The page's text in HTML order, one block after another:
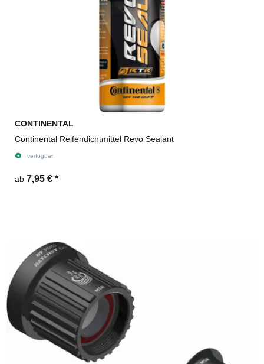
CONTINENTAL
Continental Reifendichtmittel Revo Sealant
verfügbar
ab 7,95 € *